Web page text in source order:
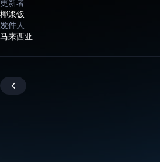
更新者
椰浆饭
发件人
马来西亚